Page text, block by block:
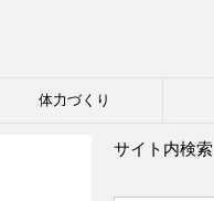
体力づくり
サイト内検索